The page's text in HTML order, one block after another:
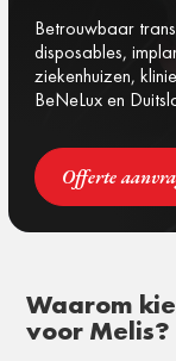
Betrouwbaar
disposables,
ziekenhuizen,
BeNeLux en
Offerte
Waarom
voor Melis?